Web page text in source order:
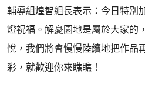
輔導組煌智組長表示：今日特別
燈祝福。解憂園地是屬於大家的
悅，我們將會慢慢陸續地把作品
彩，就歡迎你來瞧瞧！